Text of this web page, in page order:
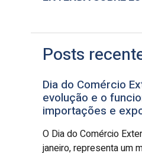
Posts
Dia do Comércio
evolução e o
importações e
O Dia do Comércio
janeiro, representa um